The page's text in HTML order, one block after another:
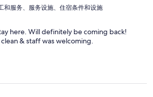
和服务、服务设施、住宿条件和设施
here. Will definitely be coming back!
& staff was welcoming.